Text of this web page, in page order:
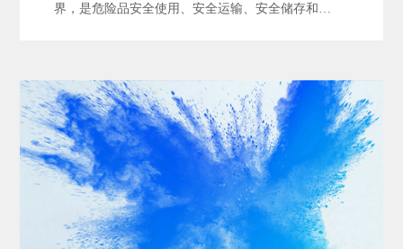
界，是危险品安全使用、安全运输、安全储存和安
类的精准与全面。